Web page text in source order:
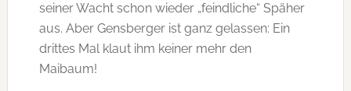
seiner Wacht schon wieder „feindliche“ Späher
aus. Aber Gensberger ist ganz gelassen: Ein
drittes Mal klaut ihm keiner mehr den
Maibaum!